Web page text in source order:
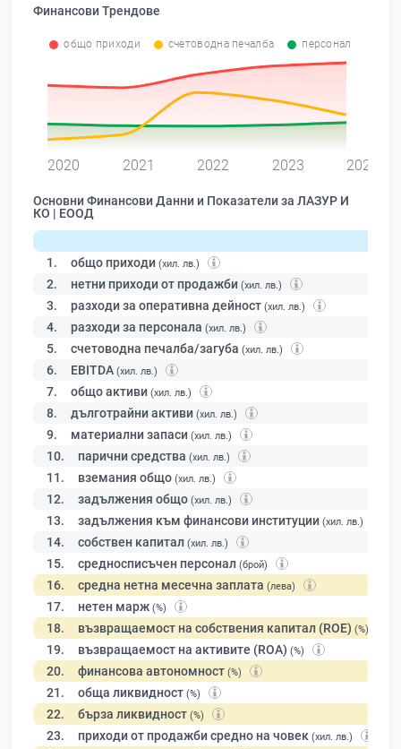
Финансови Трендове
общо приходи счетоводна печалба персонал
2020 2021 2022 2023 2024
Основни Финансови Данни и Показатели за ЛАЗУР И
КО | ЕООД
1. общо приходи (хил. лв.)
2. нетни приходи от продажби (хил. лв.)
3. разходи за оперативна дейност (хил. лв.)
4. разходи за персонала (хил. лв.)
5. счетоводна печалба/загуба (хил. лв.)
6. EBITDA (хил. лв.)
7. общо активи (хил. лв.)
8. дълготрайни активи (хил. лв.)
9. материални запаси (хил. лв.)
10. парични средства (хил. лв.)
11. вземания общо (хил. лв.)
12. задължения общо (хил. лв.)
13. задължения към финансови институции (хил. лв.)
14. собствен капитал (хил. лв.)
15. средносписъчен персонал (брой)
16. средна нетна месечна заплата (лева)
17. нетен марж (%)
18. възвращаемост на собствения капитал (ROE) (%)
19. възвращаемост на активите (ROA) (%)
20. финансова автономност (%)
21. обща ликвидност (%)
22. бърза ликвидност (%)
23. приходи от продажби средно на човек (хил. лв.)